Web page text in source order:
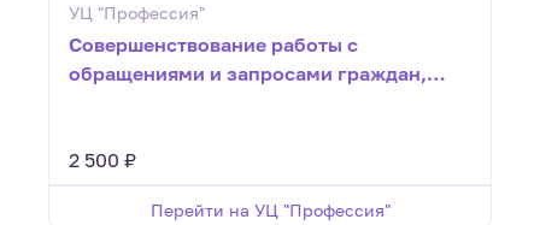
УЦ "Профессия"
Совершенствование работы с
обращениями и запросами граждан,
2 500 ₽
Перейти на УЦ "Профессия"